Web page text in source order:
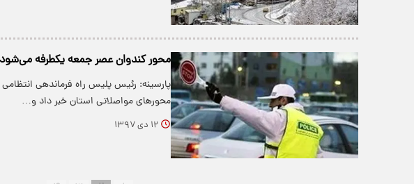
محور کندوان عصر جمعه یکطرفه می‌شود
پارسینه: رئیس پلیس راه فرماندهی
محور‌های مواصلاتی استان خبر داد و…
۱۲ دی ۱۳۹۷